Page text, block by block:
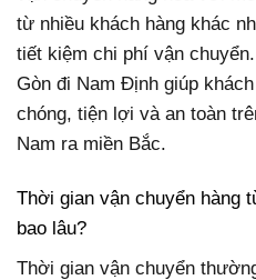
từ nhiều khách hàng khác
tiết kiệm chi phí vận
Gòn đi Nam Định giúp
chóng, tiện lợi và an toàn
Nam ra miền Bắc.
Thời gian vận chuyển hàng
bao lâu?
Thời gian vận chuyển